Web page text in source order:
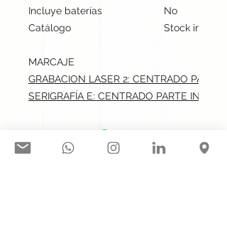
Incluye baterías
No
Catálogo
Stock
MARCAJE
GRABACION LASER 2: CENTRADO
SERIGRAFÍA E: CENTRADO PARTE